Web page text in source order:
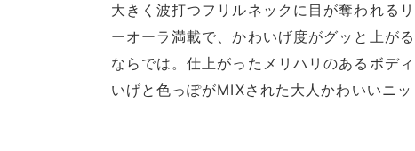
大きく波打つフリルネックに目が奪われる
ーオーラ満載で、かわいげ度がグッと上が
ならでは。仕上がったメリハリのあるボデ
いげと色っぽがMIXされた大人かわいいニッ